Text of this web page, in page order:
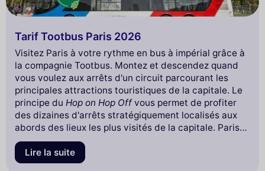
Tarif Tootbus Paris 2026
Visitez Paris à votre rythme en bus à impérial grâce à
la compagnie Tootbus. Montez et descendez quand
vous voulez aux arrêts d'un circuit parcourant les
principales attractions touristiques de la capitale. Le
principe du Hop on Hop Offvous permet de profiter
des dizaines d'arrêts stratégiquement localisés aux
abords des lieux les plus visités de la capitale. Paris
n'aura plus aucun secret pour vous grâce aux
commentaires disponibles en 12 langues avec
audioguides personnels. Panoramiques, climatisés
Lire la suite